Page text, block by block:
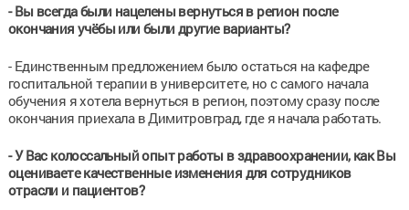
- Вы всегда были нацелены вернуться в регион после
окончания учёбы или были другие варианты?
- Единственным предложением было остаться на кафедре
госпитальной терапии в университете, но с самого начала
обучения я хотела вернуться в регион, поэтому сразу после
окончания приехала в Димитровград, где я начала работать.
- У Вас колоссальный опыт работы в здравоохранении, как Вы
оцениваете качественные изменения для сотрудников
отрасли и пациентов?